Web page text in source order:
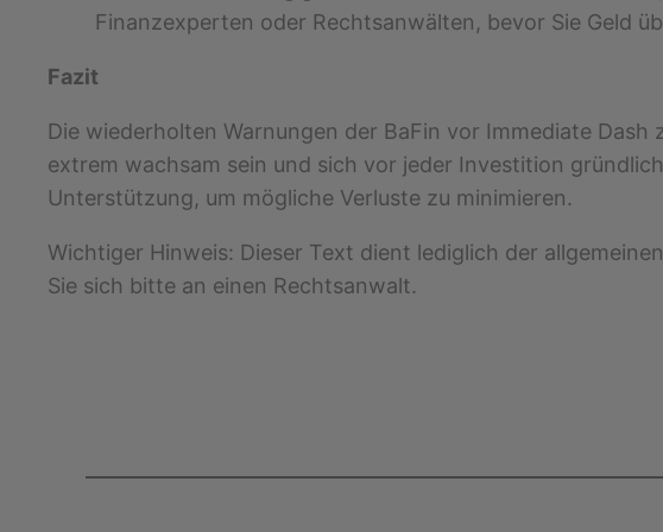
Finanzexperten oder Rechtsanwälten, bevor Sie Geld
Fazit
Die wiederholten Warnungen der BaFin vor Immediate
extrem wachsam sein und sich vor jeder Investition
Unterstützung, um mögliche Verluste zu minimieren.
Wichtiger Hinweis: Dieser Text dient lediglich der
Sie sich bitte an einen Rechtsanwalt.